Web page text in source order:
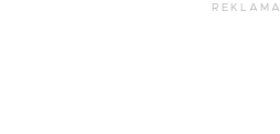
REKLAMA